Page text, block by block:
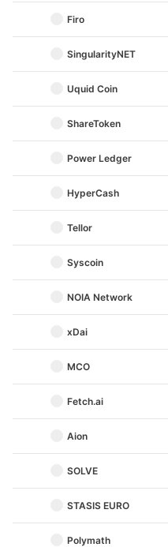
Firo
SingularityNET
Uquid Coin
ShareToken
Power Ledger
HyperCash
Tellor
Syscoin
NOIA Network
xDai
MCO
Fetch.ai
Aion
SOLVE
STASIS EURO
Polymath